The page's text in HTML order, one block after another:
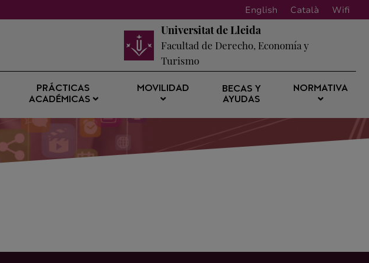
English Català Wifi
Universitat de Lleida
Facultad de Derecho, Economía y
Turismo
PRÁCTICAS
ACADÉMICAS
MOVILIDAD
BECAS Y
AYUDAS
NORMATIVA